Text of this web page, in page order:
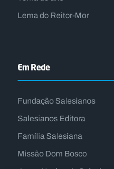
Lema do Reitor-Mor
Em Rede
Fundação Salesianos
Salesianos Editora
Família Salesiana
Missão Dom Bosco